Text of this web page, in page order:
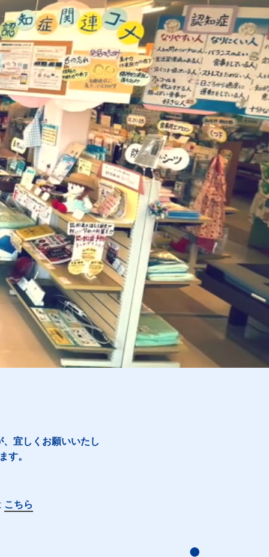
宜しくお願いいたし
す。
こちら